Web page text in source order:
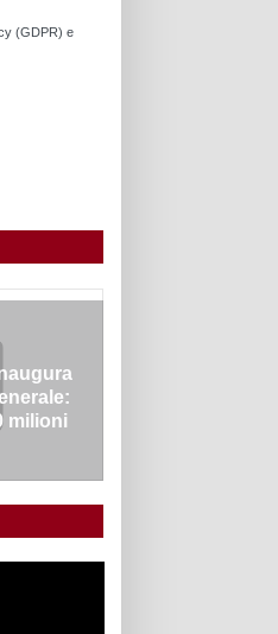
(GDPR) e
milioni